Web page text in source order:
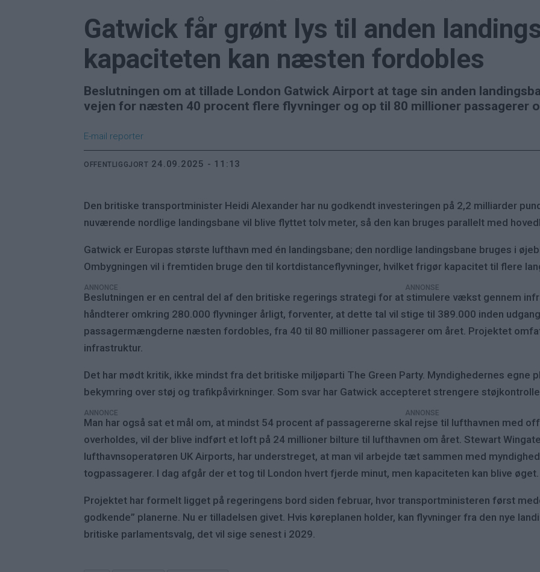
Gatwick får grønt lys til anden
kapaciteten kan næsten fordobles
Beslutningen om at tillade London Gatwick Airport at tage sin anden
vejen for næsten 40 procent flere flyvninger og op til 80 millioner passagerer
E-mail reporter
OFFENTLIGGJORT 24.09.2025 - 11:13
Den britiske transportminister Heidi Alexander har nu godkendt investeringen på 2,2 milliarder
nuværende nordlige landingsbane vil blive flyttet tolv meter, så den kan bruges parallelt med
Gatwick er Europas største lufthavn med én landingsbane; den nordlige landingsbane bruges i
Ombygningen vil i fremtiden bruge den til kortdistanceflyvninger, hvilket frigør kapacitet til flere
ANNONCE
Beslutningen er en central del af den britiske regerings strategi for at stimulere vækst gennem
håndterer omkring 280.000 flyvninger årligt, forventer, at dette tal vil stige til 389.000 inden
passagermængderne næsten fordobles, fra 40 til 80 millioner passagerer om året. Projektet
infrastruktur.
Det har mødt kritik, ikke mindst fra det britiske miljøparti The Green Party. Myndighedernes egne
bekymring over støj og trafikpåvirkninger. Som svar har Gatwick accepteret strengere
ANNONCE
Man har også sat et mål om, at mindst 54 procent af passagererne skal rejse til lufthavnen med
overholdes, vil der blive indført et loft på 24 millioner bilture til lufthavnen om året. Stewart
lufthavnsoperatøren UK Airports, har understreget, at man vil arbejde tæt sammen med
togpassagerer. I dag afgår der et tog til London hvert fjerde minut, men kapaciteten kan blive øget.
Projektet har formelt ligget på regeringens bord siden februar, hvor transportministeren først
godkende” planerne. Nu er tilladelsen givet. Hvis køreplanen holder, kan flyvninger fra den nye
britiske parlamentsvalg, det vil sige senest i 2029.